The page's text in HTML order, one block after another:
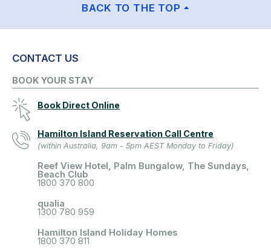
BACK TO THE TOP
CONTACT US
BOOK YOUR STAY
Book Direct Online
Hamilton Island Reservation Call Centre
(within Australia, 9am - 5pm AEST Monday to Friday)
Reef View Hotel, Palm Bungalow, The Sundays,
Beach Club
1800 370 800
qualia
1300 780 959
Hamilton Island Holiday Homes
1800 370 811